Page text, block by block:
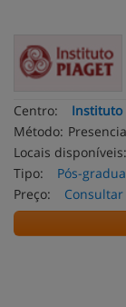
Centro:
Instituto
Método:
Locais disponíveis:
Tipo:
Pós-
Preço:
Consultar